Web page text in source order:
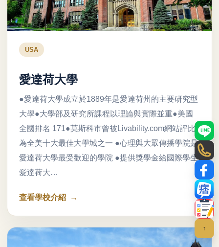
USA
愛達荷大學
●愛達荷大學成立於1889年是愛達荷州的主要研究型
大學●大學部及研究所課程以理論與實際並重●美國
全國排名 171●莫斯科市曾被Livability.com網站評比
為全美十大最佳大學城之一 ●心理與大眾傳播學院是
愛達荷大學最受歡迎的學院 ●提供獎學金給國際學生
愛達荷大…
查看學校介紹
LINE
電話
部落
聯絡
↑